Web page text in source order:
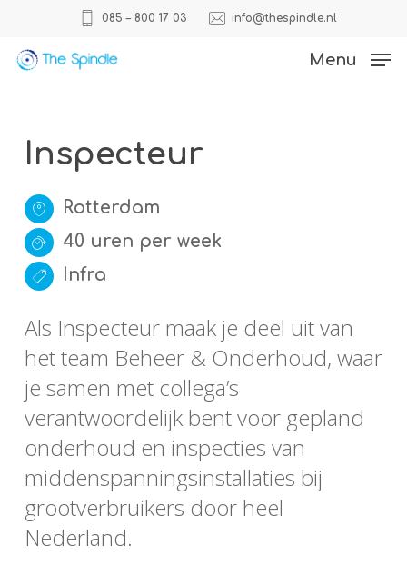
main
085 – 800 17 03 info@thespindle.nl
Menu
Inspecteur
Rotterdam
40 uren per week
Infra
Als Inspecteur maak je deel uit van
het team Beheer & Onderhoud, waar
je samen met collega’s
verantwoordelijk bent voor gepland
onderhoud en inspecties van
middenspanningsinstallaties bij
grootverbruikers door heel
Nederland.
Close